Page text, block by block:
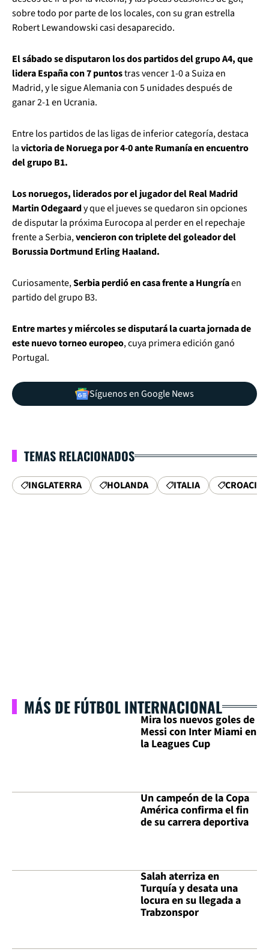
sobre todo por parte de los locales, con su gran estrella
Robert Lewandowski casi desaparecido.
El sábado se disputaron los dos partidos del grupo A4, que
lidera España con 7 puntostras vencer 1-0 a Suiza en
Madrid, y le sigue Alemania con 5 unidades después de
ganar 2-1 en Ucrania.
Entre los partidos de las ligas de inferior categoría, destaca
lavictoria de Noruega por 4-0 ante Rumanía en encuentro
del grupo B1.
Los noruegos, liderados por el jugador del Real Madrid
Martin Odegaardy que el jueves se quedaron sin opciones
de disputar la próxima Eurocopa al perder en el repechaje
frente a Serbia,vencieron con triplete del goleador del
Borussia Dortmund Erling Haaland.
Curiosamente,Serbia perdió en casa frente a Hungríaen
partido del grupo B3.
Entre martes y miércoles se disputará la cuarta jornada de
este nuevo torneo europeo, cuya primera edición ganó
Portugal.
Síguenos en Google News
TEMAS RELACIONADOS
INGLATERRA HOLANDA ITALIA CROACIA
MÁS DE FÚTBOL INTERNACIONAL
Mira los nuevos goles de
Messi con Inter Miami en
la Leagues Cup
Un campeón de la Copa
América confirma el fin
de su carrera deportiva
Salah aterriza en
Turquía y desata una
locura en su llegada a
Trabzonspor